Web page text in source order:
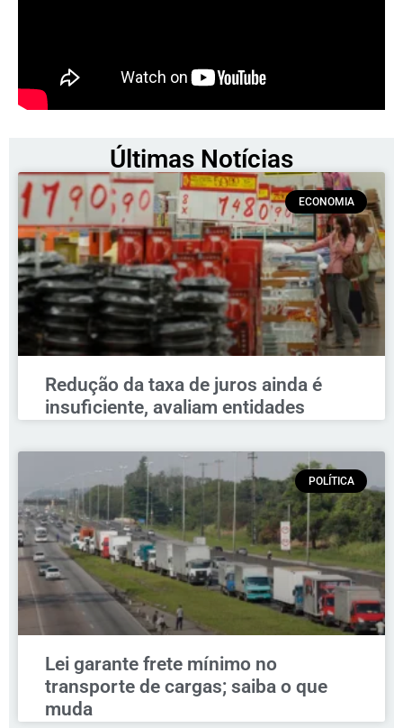
Últimas Notícias
ECONOMIA
Redução da taxa de juros ainda é
insuficiente, avaliam entidades
POLÍTICA
Lei garante frete mínimo no
transporte de cargas; saiba o que
muda